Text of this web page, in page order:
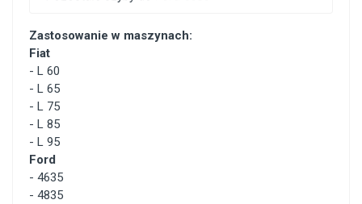
Zastosowanie w maszynach:
Fiat
- L 60
- L 65
- L 75
- L 85
- L 95
Ford
- 4635
- 4835